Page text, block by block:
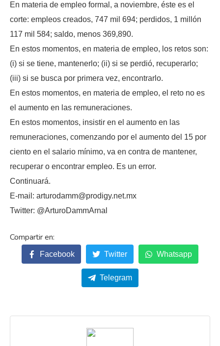
En materia de empleo formal, a noviembre, éste es el
corte: empleos creados, 747 mil 694; perdidos, 1 millón
117 mil 584; saldo, menos 369,890.
En estos momentos, en materia de empleo, los retos son:
(i) si se tiene, mantenerlo; (ii) si se perdió, recuperarlo;
(iii) si se busca por primera vez, encontrarlo.
En estos momentos, en materia de empleo, el reto no es
el aumento en las remuneraciones.
En estos momentos, insistir en el aumento en las
remuneraciones, comenzando por el aumento del 15 por
ciento en el salario mínimo, va en contra de mantener,
recuperar o encontrar empleo. Es un error.
Continuará.
E-mail: arturodamm@prodigy.net.mx
Twitter: @ArturoDammArnal
Facebook Twitter Whatsapp
Telegram